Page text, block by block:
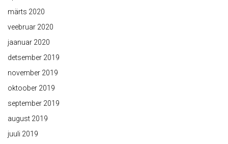
märts 2020
veebruar 2020
jaanuar 2020
detsember 2019
november 2019
oktoober 2019
september 2019
august 2019
juuli 2019